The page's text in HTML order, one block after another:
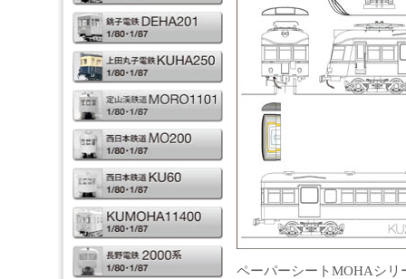
ペーパーシートMOHAシリ